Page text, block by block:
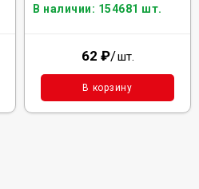
В наличии: 154681 шт.
62 ₽/шт.
В корзину